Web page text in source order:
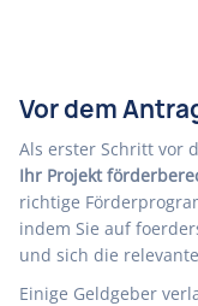
Vor dem
Als erster Schritt vor
Ihr Projekt
richtige
indem Sie auf
und sich die
Einige Geldgeber